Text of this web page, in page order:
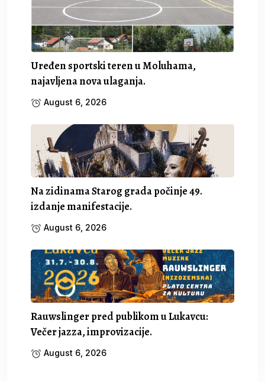
Uređen sportski teren u Moluhama,
najavljena nova ulaganja.
August 6, 2026
Na zidinama Starog grada počinje 49.
izdanje manifestacije.
August 6, 2026
Rauwslinger pred publikom u Lukavcu:
Večer jazza, improvizacije.
August 6, 2026